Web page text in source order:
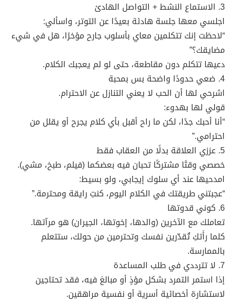
3. الاستماع النشط + التواصل الهادئ
اجلسي معها جلسة هادئة بعيدًا عن التوتر، واسألي:
“لاحظت إنك تتكلمين معاي بأسلوب جارح مؤخرًا، هل في شيء
مضايقك؟”
دعيها تتكلم دون مقاطعة، حتى لو لم يعجبك الكلام.
4. ضعي حدودًا واضحة بس بمحبة
اشرحي لها أن الحب لا يعني التنازل عن الاحترام.
قولي لها بهدوء:
“أنا أحبك جدًا، لكن ما راح أقبل بأي كلام يجرح أو يقلل من
احترامي.”
5. عززي العلاقة بدلًا من العقاب فقط
خصصي وقتًا مشتركًا تحبان فيه بعضكما (فيلم، طبخ، مشي).
امدحيها عند أي سلوك إيجابي، ولو بسيط:
“عجبتني طريقتك في الكلام اليوم، كنتِ رايقة ومحترمة.”
6. كوني قدوتها
تعاملك مع الآخرين (والدها، إخوتها، الجيران) هو مرآتها.
كلما رأَتكِ تُقدّرين نفسك وتحترمين من حولك، ستتعلم
بالممارسة.
7. لا تترددي في طلب المساعدة
إذا استمر التمرد بشكل مؤذٍ أو مبالغ فيه، فقد تحتاجين
لاستشارة أخصائية أسرية أو نفسية مراهقين.